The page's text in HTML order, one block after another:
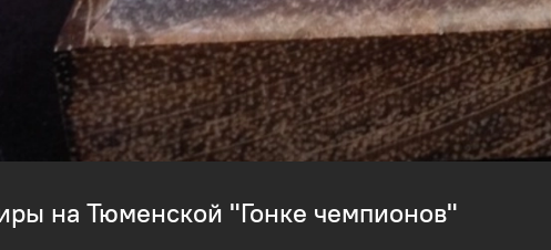
на Тюменской "Гонке чемпионов"